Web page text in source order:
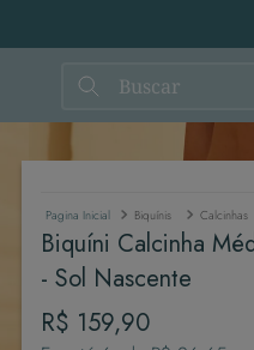
Buscar
Biquínis Calcinhas
Biquíni Calcinha
- Sol Nascente
R$ 159,90